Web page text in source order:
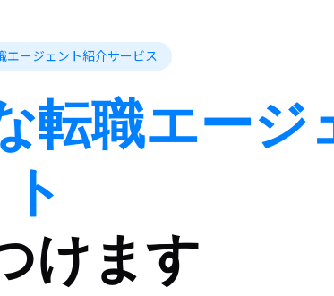
エージェント紹介サービス
転職エージ
ト
けます